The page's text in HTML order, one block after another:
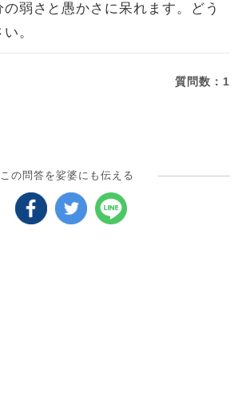
弱さと愚かさに呆れます。どう
。
質問数： 1
この問答を娑婆にも伝える